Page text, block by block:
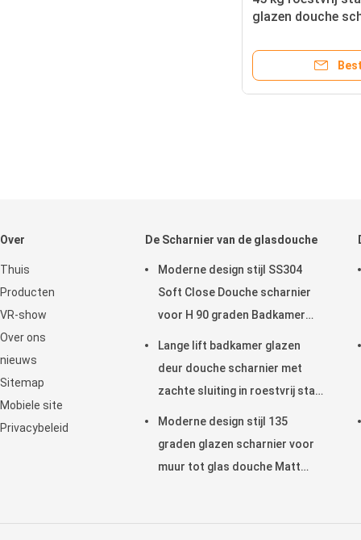
glazen douche
levensduur
Over
Thuis
Producten
VR-show
Over ons
nieuws
Sitemap
Mobiele site
Privacybeleid
De Scharnier van de glasdouche
Moderne design stijl SS304
Soft Close Douche scharnier
voor H 90 graden Badkamer
Lange lift badkamer glazen
deur douche scharnier met
zachte sluiting in roestvrij staal
Moderne design stijl 135
graden glazen scharnier voor
muur tot glas douche Matt